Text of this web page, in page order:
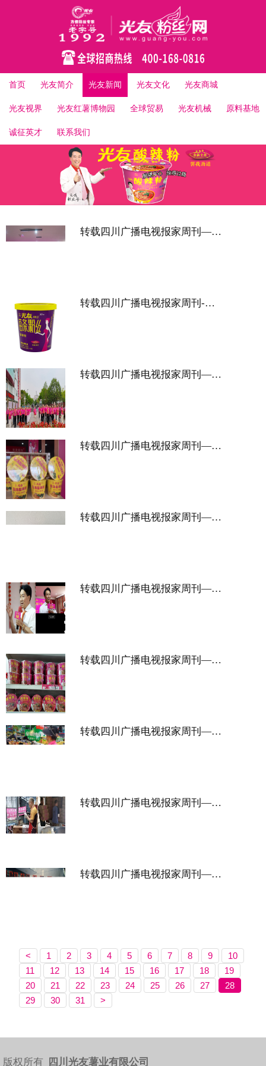
首页 光友简介 光友新闻 光友文化 光友商城
光友视界 光友红薯博物园 全球贸易 光友机械 原料基地
诚征英才 联系我们
转载四川广播电视报家周刊——中秋献礼邀您共享展览盛宴
转载四川广播电视报家周刊-健身达人的秘密武器 光友苗条粉丝
转载四川广播电视报家周刊——发扬光友敢死队精神 共赴八月之约
转载四川广播电视报家周刊——国货之光：盘点国货的独特魅力
转载四川广播电视报家周刊——夏日音乐节注意事项 畅享美食不踩坑
转载四川广播电视报家周刊——捕捉光友之美 赢取100万大奖
转载四川广播电视报家周刊——巴黎奥运开幕 光友酸辣粉伴你观赛
转载四川广播电视报家周刊——暑期铺货美味随行 点亮假期生活
转载四川广播电视报家周刊——全国铺货 引领光友薯类健康主食潮流
转载四川广播电视报家周刊——六次粉丝革命铸就辉煌
< 1 2 3 4 5 6 7 8 9
10
11
12 13 14 15 16 17 18
19
20
21 22 23 24 25 26 27
28
29
30 31 >
版权所有 四川光友薯业有限公司